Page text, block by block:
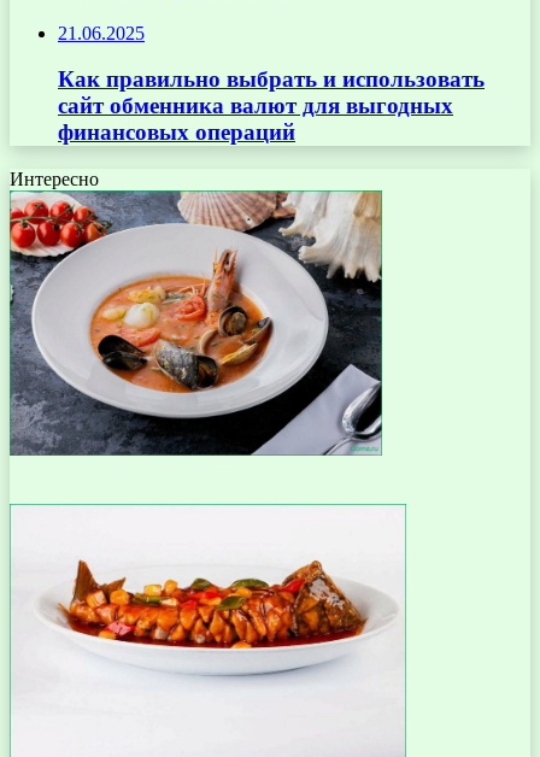
21.06.2025
Как правильно выбрать и использовать
сайт обменника валют для выгодных
финансовых операций
Интересно